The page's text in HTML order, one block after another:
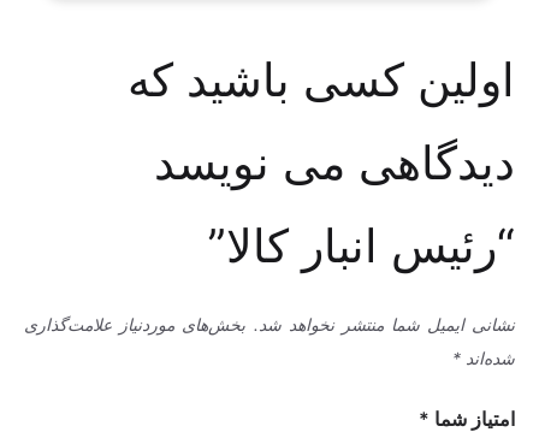
اولین کسی باشید که
دیدگاهی می نویسد
“رئیس انبار کالا”
نشانی ایمیل شما منتشر نخواهد شد. بخش‌های موردنیاز علامت‌گذاری
شده‌اند *
امتیاز شما *